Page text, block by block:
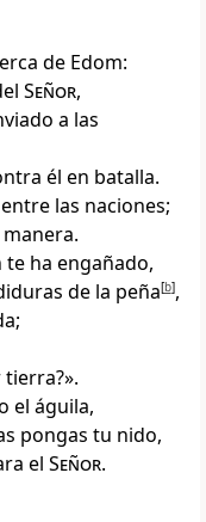
de Edom:
Señor,
a las
él en batalla.
las naciones;
te ha engañado,
de la peña[b],
tierra?».
el águila,
pongas tu nido,
el Señor.